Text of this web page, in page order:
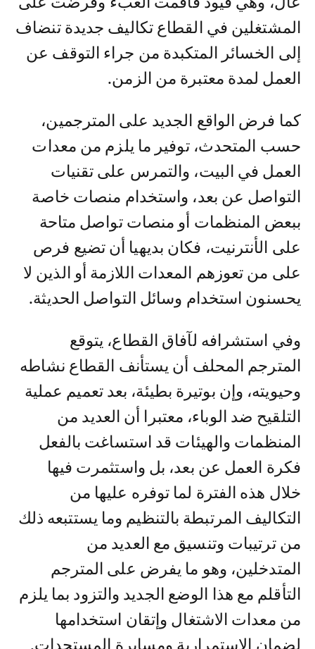
المشتغلين في القطاع تكاليف جديدة تنضاف
إلى الخسائر المتكبدة من جراء التوقف عن
العمل لمدة معتبرة من الزمن.
كما فرض الواقع الجديد على المترجمين،
حسب المتحدث، توفير ما يلزم من معدات
العمل في البيت، والتمرس على تقنيات
التواصل عن بعد، واستخدام منصات خاصة
ببعض المنظمات أو منصات تواصل متاحة
على الأنترنيت، فكان بديهيا أن تضيع فرص
على من تعوزهم المعدات اللازمة أو الذين لا
يحسنون استخدام وسائل التواصل الحديثة.
وفي استشرافه لآفاق القطاع، يتوقع
المترجم المحلف أن يستأنف القطاع نشاطه
وحيويته، وإن بوتيرة بطيئة، بعد تعميم عملية
التلقيح ضد الوباء، معتبرا أن العديد من
المنظمات والهيئات قد استساغت بالفعل
فكرة العمل عن بعد، بل واستثمرت فيها
خلال هذه الفترة لما توفره عليها من
التكاليف المرتبطة بالتنظيم وما يستتبعه ذلك
من ترتيبات وتنسيق مع العديد من
المتدخلين، وهو ما يفرض على المترجم
التأقلم مع هذا الوضع الجديد والتزود بما يلزم
من معدات الاشتغال وإتقان استخدامها
لضمان الاستمرارية ومسايرة المستجدات.